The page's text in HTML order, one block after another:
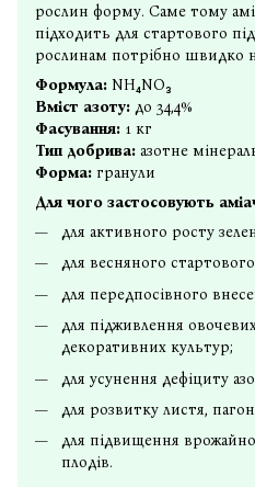
рослин форму. Саме тому
підходить для стартового
рослинам потрібно швидко
Формула: NH₄NO₃
Вміст азоту: до 34,4%
Фасування: 1 кг
Тип добрива: азотне
Форма: гранули
Для чого застосовують
для активного росту
для весняного
для передпосівного
для підживлення
декоративних культур;
для усунення дефіциту
для розвитку листя,
для підвищення
плодів.